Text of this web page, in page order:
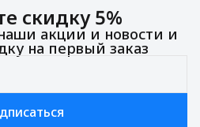
скидку 5%
акции и новости и
на первый заказ